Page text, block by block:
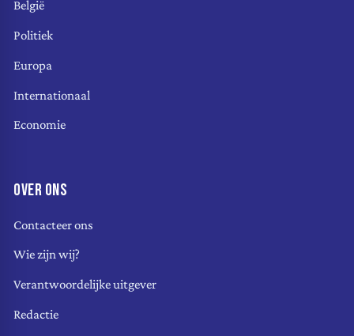
België
Politiek
Europa
Internationaal
Economie
OVER ONS
Contacteer ons
Wie zijn wij?
Verantwoordelijke uitgever
Redactie